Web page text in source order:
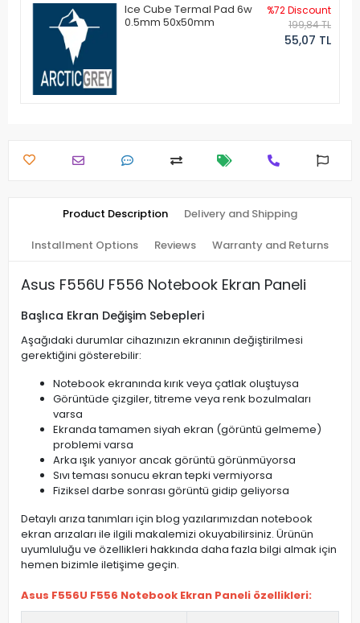
Ice Cube Termal Pad 6w
0.5mm 50x50mm
%72 Discount
199,84 TL
55,07 TL
Product Description Delivery and Shipping
Installment Options Reviews Warranty and Returns
Asus F556U F556 Notebook Ekran Paneli
Başlıca Ekran Değişim Sebepleri
Aşağıdaki durumlar cihazınızın ekranının değiştirilmesi
gerektiğini gösterebilir:
Notebook ekranında kırık veya çatlak oluştuysa
Görüntüde çizgiler, titreme veya renk bozulmaları
varsa
Ekranda tamamen siyah ekran (görüntü gelmeme)
problemi varsa
Arka ışık yanıyor ancak görüntü görünmüyorsa
Sıvı teması sonucu ekran tepki vermiyorsa
Fiziksel darbe sonrası görüntü gidip geliyorsa
Detaylı arıza tanımları için blog yazılarımızdan notebook
ekran arızaları ile ilgili makalemizi okuyabilirsiniz. Ürünün
uyumluluğu ve özellikleri hakkında daha fazla bilgi almak için
hemen bizimle iletişime geçin.
Asus F556U F556 Notebook Ekran Paneli özellikleri: